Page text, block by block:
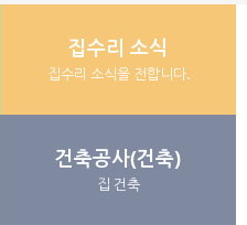
집수리 소식
집수리 소식을 전합니다.
건축공사(건축)
집 건축